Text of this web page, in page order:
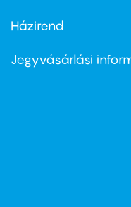
Footer
second
Házirend
Jegyvásárlási